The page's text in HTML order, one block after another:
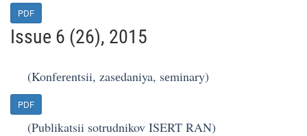
PDF
Issue 6 (26), 2015
(Konfеrеntsii, zasеdaniya, sеminary)
PDF
(Publikatsii sotrudnikov ISERT RAN)